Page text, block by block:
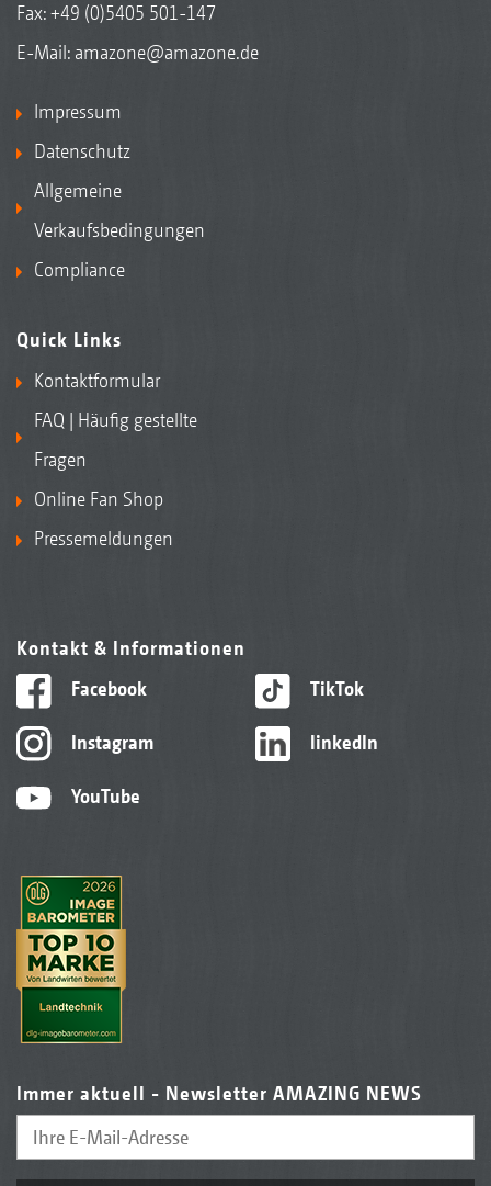
Fax: +49 (0)5405 501-147
E-Mail: amazone@amazone.de
Impressum
Datenschutz
Allgemeine
Verkaufsbedingungen
Compliance
Quick Links
Kontaktformular
FAQ | Häufig gestellte
Fragen
Online Fan Shop
Pressemeldungen
Kontakt & Informationen
Facebook
Instagram
YouTube
TikTok
linkedIn
Immer aktuell - Newsletter AMAZING NEWS